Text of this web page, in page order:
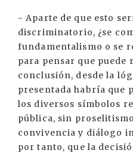
- Aparte de que esto
discriminatorio, ¿se
fundamentalismo o se
para pensar que puede
conclusión, desde la
presentada habría que
los diversos símbolos
pública, sin
convivencia y diálogo
por tanto, que la